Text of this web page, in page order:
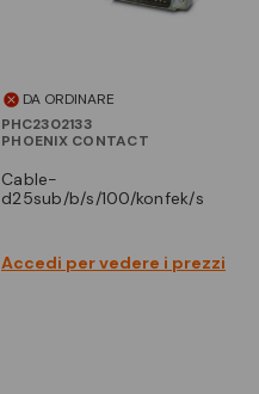
DA ORDINARE
PHC2302133
PHOENIX CONTACT
cable-
d25sub/b/s/100/konfek/s
Accedi per vedere i prezzi